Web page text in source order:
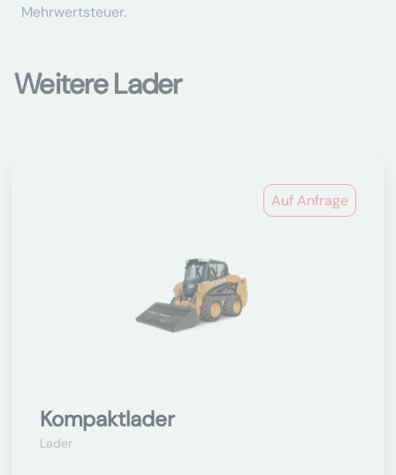
Mehrwertsteuer.
Weitere Lader
Auf Anfrage
Kompaktlader
Lader